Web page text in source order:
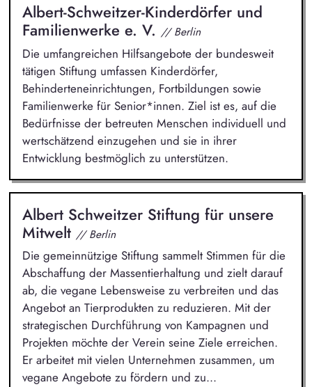
Albert-Schweitzer-Kinderdörfer und
Familienwerke e. V. // Berlin
Die umfangreichen Hilfsangebote der bundesweit
tätigen Stiftung umfassen Kinderdörfer,
Behinderteneinrichtungen, Fortbildungen sowie
Familienwerke für Senior*innen. Ziel ist es, auf die
Bedürfnisse der betreuten Menschen individuell und
wertschätzend einzugehen und sie in ihrer
Entwicklung bestmöglich zu unterstützen.
Albert Schweitzer Stiftung für unsere
Mitwelt // Berlin
Die gemeinnützige Stiftung sammelt Stimmen für die
Abschaffung der Massentierhaltung und zielt darauf
ab, die vegane Lebensweise zu verbreiten und das
Angebot an Tierprodukten zu reduzieren. Mit der
strategischen Durchführung von Kampagnen und
Projekten möchte der Verein seine Ziele erreichen.
Er arbeitet mit vielen Unternehmen zusammen, um
vegane Angebote zu fördern und zu...